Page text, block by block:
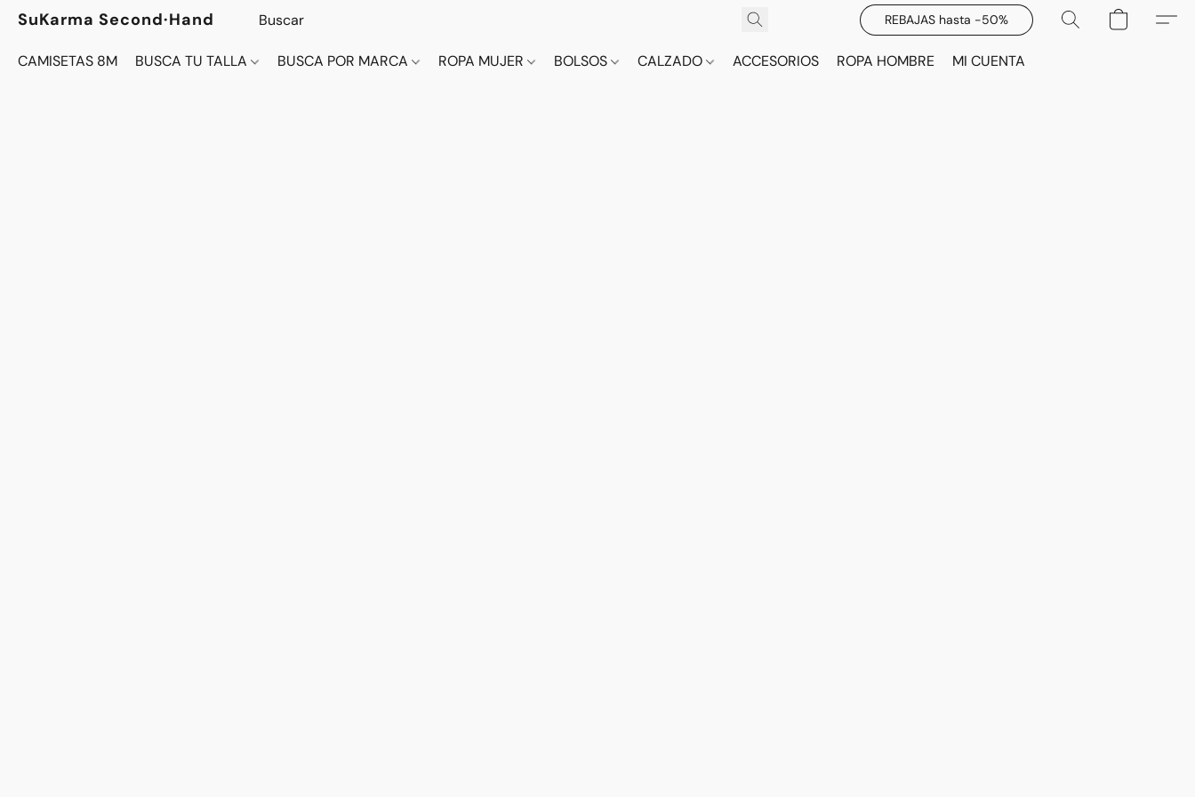
SuKarma Second·Hand REBAJAS hasta -50%
CAMISETAS 8M BUSCA TU TALLA BUSCA POR MARCA ROPA MUJER BOLSOS CALZADO ACCESORIOS ROPA HOMBRE MI CUENTA